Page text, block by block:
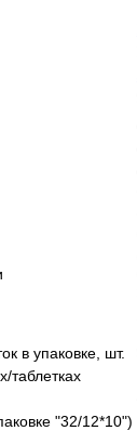
в упаковке, шт.
таблетках
"32/12*10")